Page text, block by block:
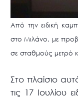
Από την ειδική
στο Μιλάνο, με
σε σταθμούς μετρό
Στο πλαίσιο
τις 17 Ιουλίου